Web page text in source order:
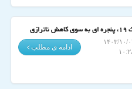
۱۰/۰۴
ادامه ی مطلب